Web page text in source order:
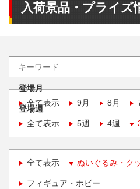
入荷景品・プライズ
登場月
全て表示
9月 8月
登場週
全て表示
5週 4週
全て表示 ぬいぐるみ・ク
フィギュア・ホビー